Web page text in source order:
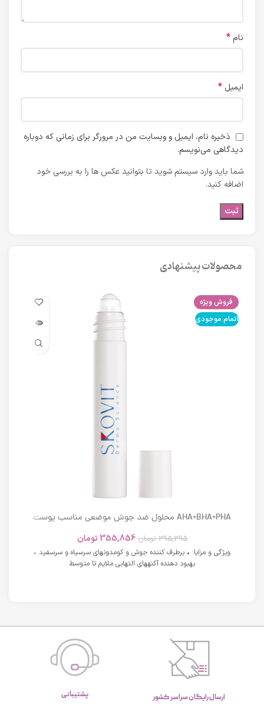
نام *
ایمیل *
ذخیره نام، ایمیل و وبسایت من در مرورگر برای زمانی که دوباره
دیدگاهی می‌نویسم.
شما باید وارد سیستم شوید تا بتوانید عکس ها را به بررسی خود
اضافه کنید.
محصولات پیشنهادی
فروش ویژه
اتمام موجودی
AHA+BHA+PHA محلول ضد جوش موضعی مناسب پوست
395,395 تومان 355,856 تومان
ویژگی و مزایا: • برطرف کننده جوش و کومدونهای سرسیاه و سرسفید •
بهبود دهنده آکنههای التهابی ملایم تا متوسط
ارسال رایگان سراسر کشور پشتیبانی